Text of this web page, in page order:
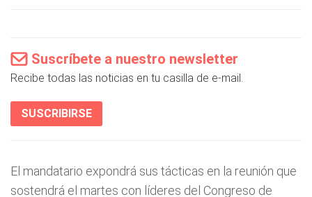
Suscríbete a nuestro newsletter
Recibe todas las noticias en tu casilla de e-mail.
SUSCRIBIRSE
El mandatario expondrá sus tácticas en la reunión que
sostendrá el martes con líderes del Congreso de